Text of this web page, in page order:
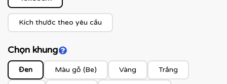
Kích thước theo yêu cầu
Chọn khungClick để xem màu khung
Đen Màu gỗ (Be) Vàng Trắng